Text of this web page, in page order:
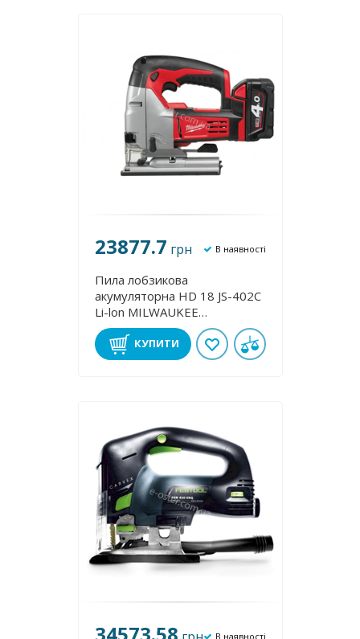
23877.7 грн В наявності
Пила лобзикова
акумуляторна HD 18 JS-402С
Li-lon MILWAUKEE
4933441405
КУПИТИ
34573.58 В наявності